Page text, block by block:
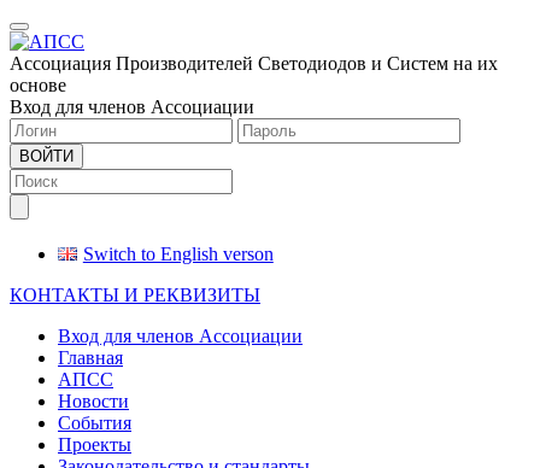
Меню
Ассоциация Производителей Светодиодов и Систем на их
основе
Вход для членов Ассоциации
ВОЙТИ
Switch to English verson
КОНТАКТЫ И РЕКВИЗИТЫ
Вход для членов Ассоциации
Главная
АПСС
Новости
События
Проекты